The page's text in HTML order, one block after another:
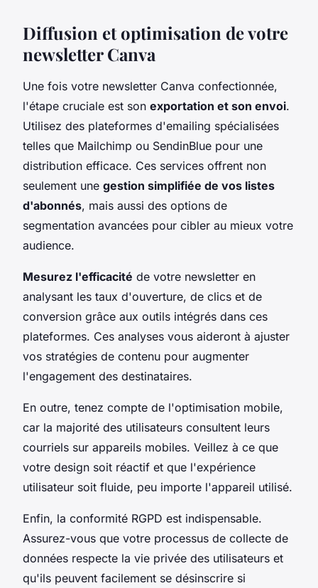
Diffusion et optimisation de votre
newsletter Canva
Une fois votre newsletter Canva confectionnée,
l'étape cruciale est son exportation et son envoi.
Utilisez des plateformes d'emailing spécialisées
telles que Mailchimp ou SendinBlue pour une
distribution efficace. Ces services offrent non
seulement une gestion simplifiée de vos listes
d'abonnés, mais aussi des options de
segmentation avancées pour cibler au mieux votre
audience.
Mesurez l'efficacité de votre newsletter en
analysant les taux d'ouverture, de clics et de
conversion grâce aux outils intégrés dans ces
plateformes. Ces analyses vous aideront à ajuster
vos stratégies de contenu pour augmenter
l'engagement des destinataires.
En outre, tenez compte de l'optimisation mobile,
car la majorité des utilisateurs consultent leurs
courriels sur appareils mobiles. Veillez à ce que
votre design soit réactif et que l'expérience
utilisateur soit fluide, peu importe l'appareil utilisé.
Enfin, la conformité RGPD est indispensable.
Assurez-vous que votre processus de collecte de
données respecte la vie privée des utilisateurs et
qu'ils peuvent facilement se désinscrire si